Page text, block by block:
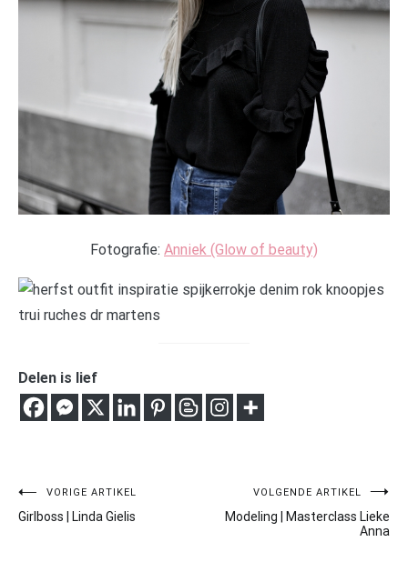
Fotografie: Anniek (Glow of beauty)
Delen is lief
Bericht
navigatie
VORIGE ARTIKEL
Girlboss | Linda Gielis
VOLGENDE ARTIKEL
Modeling | Masterclass Lieke
Anna